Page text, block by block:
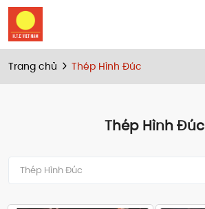
Trang chủ Thép Hình Đúc
Thép Hình Đúc
Thép Hình Đúc